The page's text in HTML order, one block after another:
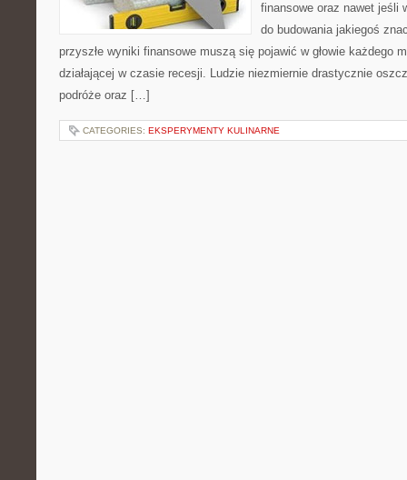
finansowe oraz nawet jeśli
do budowania jakiegoś
przyszłe wyniki finansowe muszą się pojawić w głowie każdego
działającej w czasie recesji. Ludzie niezmiernie drastycznie
podróże oraz […]
CATEGORIES: EKSPERYMENTY KULINARNE